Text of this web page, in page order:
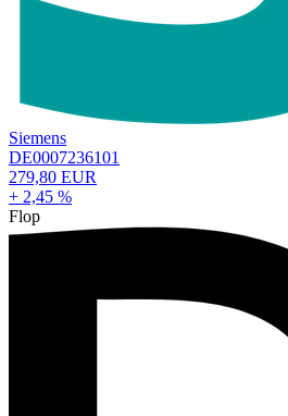
Siemens
DE0007236101
279,80 EUR
+ 2,45 %
Flop